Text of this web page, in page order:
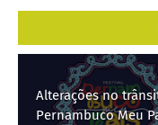
Alterações no
Pernambuco Meu